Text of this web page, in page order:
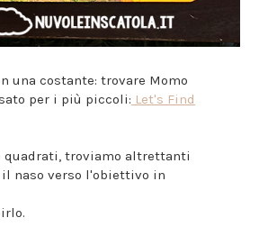
una costante: trovare Momo
per i più piccoli: Let's Find
troviamo altrettanti
il naso verso l'obiettivo in